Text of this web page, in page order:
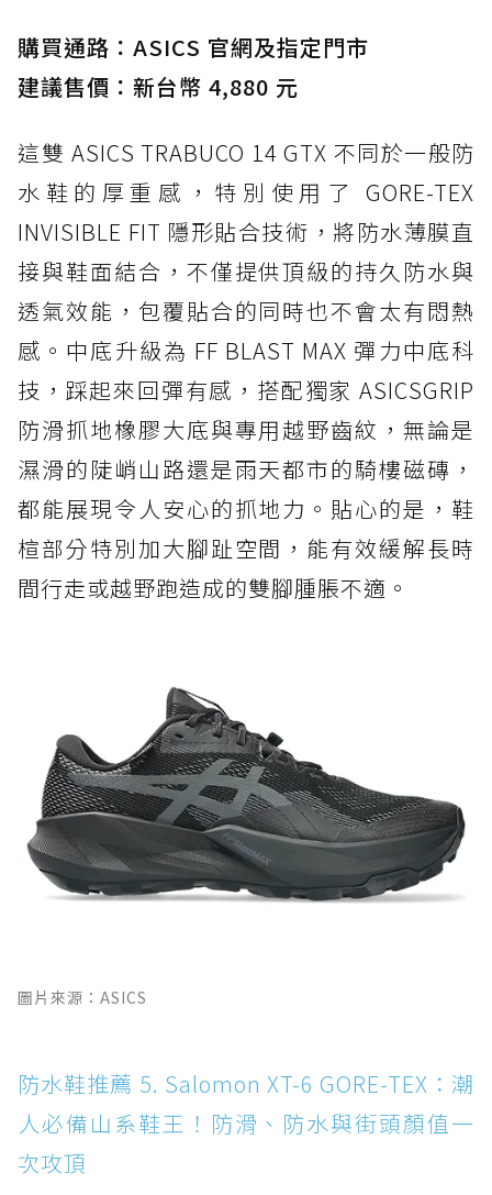
購買通路：ASICS 官網及指定門市
建議售價：新台幣 4,880 元
這雙 ASICS TRABUCO 14 GTX 不同於一般防
水鞋的厚重感，特別使用了 GORE-TEX
INVISIBLE FIT 隱形貼合技術，將防水薄膜直
接與鞋面結合，不僅提供頂級的持久防水與
透氣效能，包覆貼合的同時也不會太有悶熱
感。中底升級為 FF BLAST MAX 彈力中底科
技，踩起來回彈有感，搭配獨家 ASICSGRIP
防滑抓地橡膠大底與專用越野齒紋，無論是
濕滑的陡峭山路還是雨天都市的騎樓磁磚，
都能展現令人安心的抓地力。貼心的是，鞋
楦部分特別加大腳趾空間，能有效緩解長時
間行走或越野跑造成的雙腳腫脹不適。
圖片來源：ASICS
防水鞋推薦 5. Salomon XT-6 GORE-TEX：潮
人必備山系鞋王！防滑、防水與街頭顏值一
次攻頂